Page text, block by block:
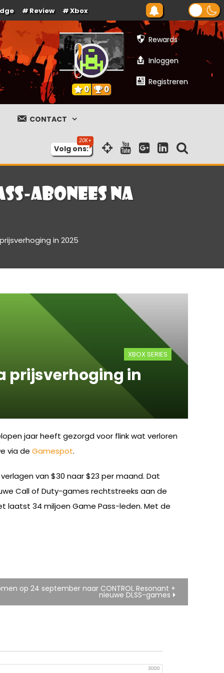
Review Xbox
Rewards
Inloggen
Registreren
0 0
CONTACT
Volg ons:
abonees na
in 2025
XBOX SERIES
prijsverhoging in
jaar heeft gezorgd voor flink wat verloren
via de Gamespot.
van $30 naar $23 per maand. Dat
Call of Duty-games rechtstreeks aan de
laatst 34 miljoen Game Pass-leden. Met de
op 24 september naar CONTROL Resonant +
nieuwe DLSS-games
3000